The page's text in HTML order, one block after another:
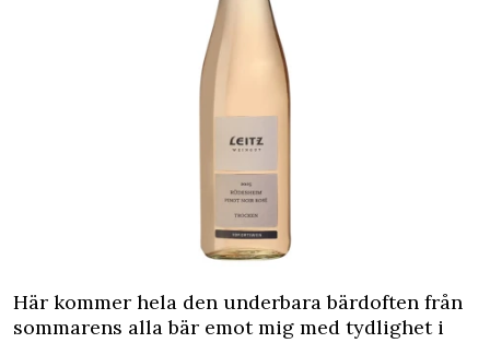
Här kommer hela den underbara bärdoften från
sommarens alla bär emot mig med tydlighet i